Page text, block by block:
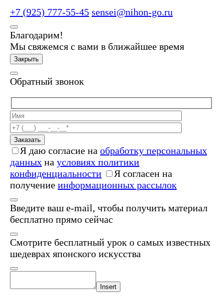
+7 (925) 777-55-45 sensei@nihon-go.ru
Благодарим!
Мы свяжемся с вами в ближайшее время
Закрыть
Обратный звонок
Заказать
Я даю согласие на обработку персональных
данных на условиях политики
конфиденциальности
Я согласен на
получение информационных рассылок
Введите ваш e-mail, чтобы получить материал
бесплатно прямо сейчас
Смотрите бесплатный урок о самых известных
шедеврах японского искусства
Insert